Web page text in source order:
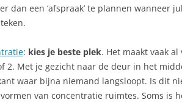
dan een ‘afspraak’ te plannen wanneer
: kies je beste plek. Het maakt vaak
2. Met je gezicht naar de deur in het
waar bijna niemand langsloopt. Is dit
van concentratie ruimtes. Soms is